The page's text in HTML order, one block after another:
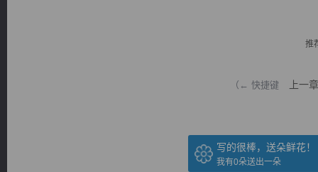
推
（← 快捷键 上一章
写的很棒，送朵鲜花！
我有0朵送出一朵